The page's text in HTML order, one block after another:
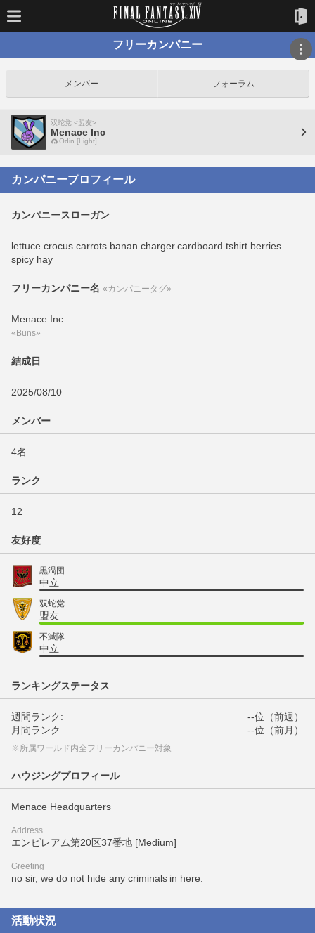
フリーカンパニー
メンバー フォーラム
双蛇党 <盟友>
Menace Inc
Odin [Light]
カンパニープロフィール
カンパニースローガン
lettuce crocus carrots banan charger cardboard tshirt berries
spicy hay
フリーカンパニー名 «カンパニータグ»
Menace Inc
«Buns»
結成日
2025/08/10
メンバー
4名
ランク
12
友好度
黒渦団
中立
双蛇党
盟友
不滅隊
中立
ランキングステータス
週間ランク:
--位（前週）
月間ランク:
--位（前月）
※所属ワールド内全フリーカンパニー対象
ハウジングプロフィール
Menace Headquarters
Address
エンピレアム第20区37番地 [Medium]
Greeting
no sir, we do not hide any criminals in here.
活動状況